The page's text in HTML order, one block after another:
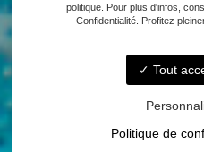
politique. Pour plus d'infos,
Confidentialité. Profitez
Tout
Politique de